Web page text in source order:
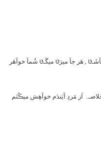
, هَر جآ میرَטּ میگَـטּ شُمآ خوآهَر
اَز مَردِ آیَندَم خوآهِش میڪُنَم